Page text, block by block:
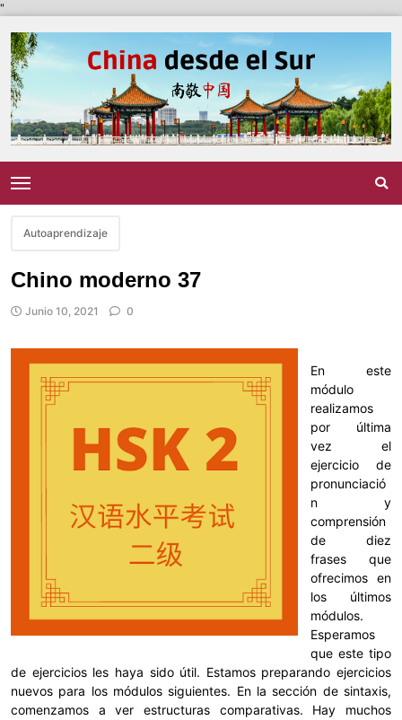
"
Autoaprendizaje
Chino moderno 37
Junio 10, 2021 0
En este
módulo
realizamos
por última
vez el
ejercicio de
pronunciació
n y
comprensión
de diez
frases que
ofrecimos en
los últimos
módulos.
Esperamos
que este tipo
de ejercicios les haya sido útil. Estamos preparando ejercicios
nuevos para los módulos siguientes. En la sección de sintaxis,
comenzamos a ver estructuras comparativas. Hay muchos